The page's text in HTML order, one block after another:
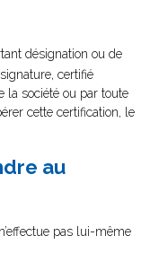
désignation ou de
certifié
la société ou par toute
cette certification, le
au
pas lui-même